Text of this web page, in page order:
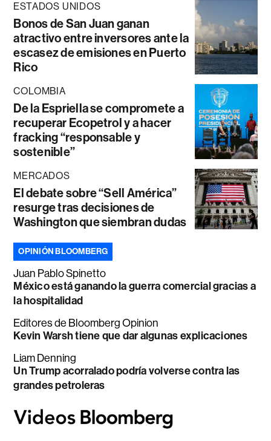
ESTADOS UNIDOS
Bonos de San Juan ganan
atractivo entre inversores ante la
escasez de emisiones en Puerto
Rico
COLOMBIA
De la Espriella se compromete a
recuperar Ecopetrol y a hacer
fracking “responsable y
sostenible”
MERCADOS
El debate sobre “Sell América”
resurge tras decisiones de
Washington que siembran dudas
OPINIÓN BLOOMBERG
Juan Pablo Spinetto
México está ganando la guerra comercial gracias a
la hospitalidad
Editores de Bloomberg Opinion
Kevin Warsh tiene que dar algunas explicaciones
Liam Denning
Un Trump acorralado podría volverse contra las
grandes petroleras